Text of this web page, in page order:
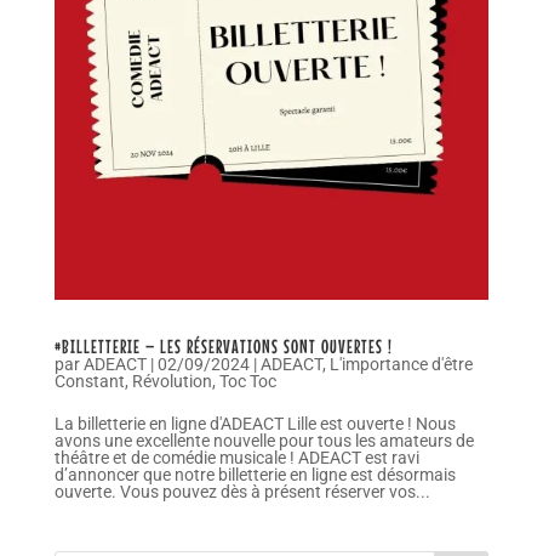
#BILLETTERIE – LES RÉSERVATIONS SONT OUVERTES !
parADEACT|02/09/2024|ADEACT, L'importance d'être
Constant, Révolution, Toc Toc
La billetterie en ligne d'ADEACT Lille est ouverte ! Nous
avons une excellente nouvelle pour tous les amateurs de
théâtre et de comédie musicale ! ADEACT est ravi
d’annoncer que notre billetterie en ligne est désormais
ouverte. Vous pouvez dès à présent réserver vos...